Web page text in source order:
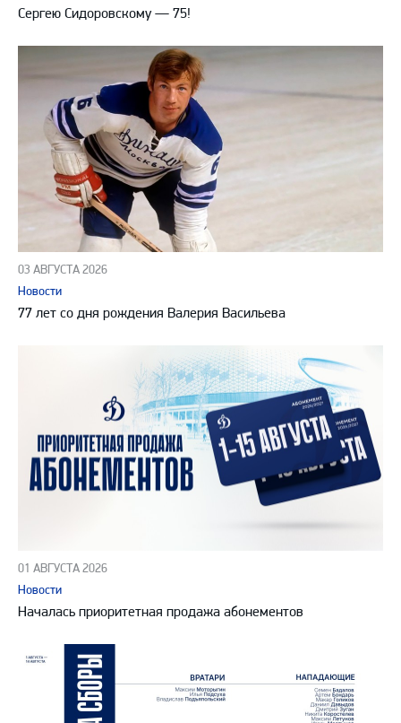
Сергею Сидоровскому — 75!
03 АВГУСТА 2026
Новости
77 лет со дня рождения Валерия Васильева
01 АВГУСТА 2026
Новости
Началась приоритетная продажа абонементов